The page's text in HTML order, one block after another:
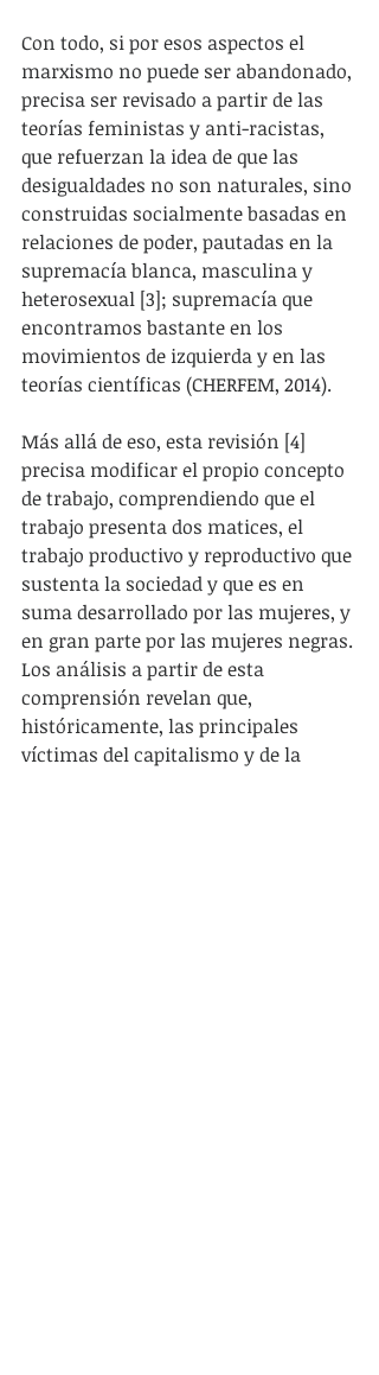
Con todo, si por esos aspectos el
marxismo no puede ser abandonado,
precisa ser revisado a partir de las
teorías feministas y anti-racistas,
que refuerzan la idea de que las
desigualdades no son naturales, sino
construidas socialmente basadas en
relaciones de poder, pautadas en la
supremacía blanca, masculina y
heterosexual [3]; supremacía que
encontramos bastante en los
movimientos de izquierda y en las
teorías científicas (CHERFEM, 2014).
Más allá de eso, esta revisión [4]
precisa modificar el propio concepto
de trabajo, comprendiendo que el
trabajo presenta dos matices, el
trabajo productivo y reproductivo que
sustenta la sociedad y que es en
suma desarrollado por las mujeres, y
en gran parte por las mujeres negras.
Los análisis a partir de esta
comprensión revelan que,
históricamente, las principales
víctimas del capitalismo y de la